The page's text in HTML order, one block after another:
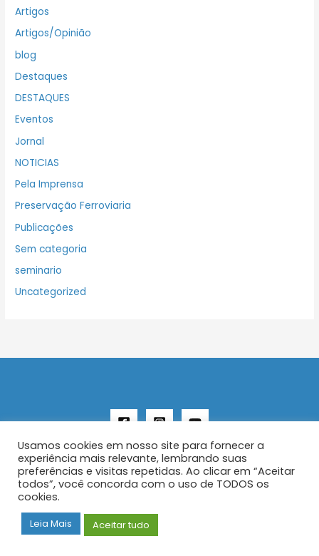
Artigos
Artigos/Opinião
blog
Destaques
DESTAQUES
Eventos
Jornal
NOTICIAS
Pela Imprensa
Preservação Ferroviaria
Publicações
Sem categoria
seminario
Uncategorized
Copyright © 2026 AENFER
Construído por IurySan
Usamos cookies em nosso site para fornecer a
experiência mais relevante, lembrando suas
preferências e visitas repetidas. Ao clicar em “Aceitar
todos”, você concorda com o uso de TODOS os
cookies.
Leia Mais Aceitar tudo